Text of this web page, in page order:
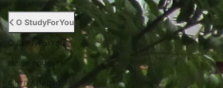
О StudyForYou
О StudyForYou
Наши проекты
Фото / Видео